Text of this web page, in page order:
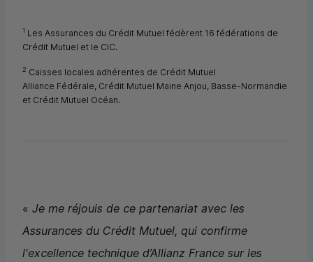
1 Les Assurances du Crédit Mutuel fédèrent 16 fédérations de
Crédit Mutuel et le CIC.
2 Caisses locales adhérentes de Crédit Mutuel
Alliance Fédérale, Crédit Mutuel Maine Anjou, Basse-Normandie
et Crédit Mutuel Océan.
« Je me réjouis de ce partenariat avec les
Assurances du Crédit Mutuel, qui confirme
l'excellence technique d’Allianz France sur les